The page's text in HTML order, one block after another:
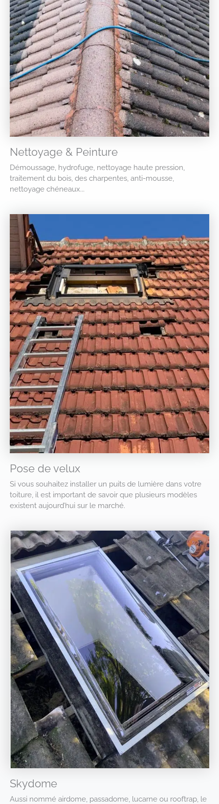
Nettoyage & Peinture
Démoussage, hydrofuge, nettoyage haute pression,
traitement du bois, des charpentes, anti-mousse,
nettoyage chéneaux...
Pose de velux
Si vous souhaitez installer un puits de lumière dans votre
toiture, il est important de savoir que plusieurs modèles
existent aujourd’hui sur le marché.
Skydome
Aussi nommé airdome, passadome, lucarne ou rooftrap, le